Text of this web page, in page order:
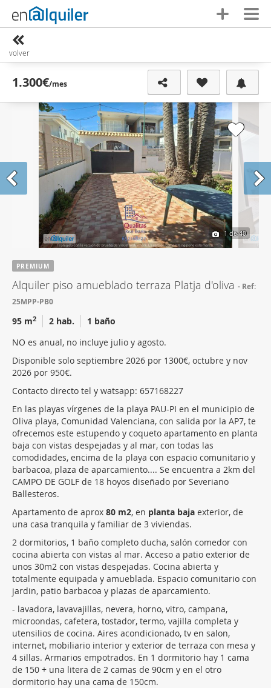
volver
1.300€/mes
1de 40
PREMIUM
Alquiler piso amueblado terraza Platja d'oliva
Ref:
25MPP-PB0
95 m2 2 hab.
1 baño
NO es anual, no incluye julio y agosto.
Disponible solo septiembre 2026 por 1300€, octubre y nov
2026 por 950€.
Contacto directo tel y watsapp: 657168227
En las playas vírgenes de la playa PAU-PI en el municipio de
Oliva playa, Comunidad Valenciana, con salida por la AP7, te
ofrecemos este estupendo y coqueto apartamento en planta
baja con vistas despejadas y al mar, con todas las
comodidades, encima de la playa con espacio comunitario y
barbacoa, plaza de aparcamiento.... Se encuentra a 2km del
CAMPO DE GOLF de 18 hoyos diseñado por Severiano
Ballesteros.
Apartamento de aprox 80 m2, en planta baja exterior, de
una casa tranquila y familiar de 3 viviendas.
2 dormitorios, 1 baño completo ducha, salón comedor con
cocina abierta con vistas al mar. Acceso a patio exterior de
unos 30m2 con vistas despejadas. Cocina abierta y
totalmente equipada y amueblada. Espacio comunitario con
jardin, patio barbacoa y plazas de aparcamiento.
- lavadora, lavavajillas, nevera, horno, vitro, campana,
microondas, cafetera, tostador, termo, vajilla completa y
utensilios de cocina. Aires acondicionado, tv en salon,
internet, mobiliario interior y exterior de terraza con mesa y
4 sillas. Armarios empotrados. En 1 dormitorio hay 1 cama
de 150 + una litera de 2 camas de 90cm y en el otro
dormitorio hay una cama de 150cm.